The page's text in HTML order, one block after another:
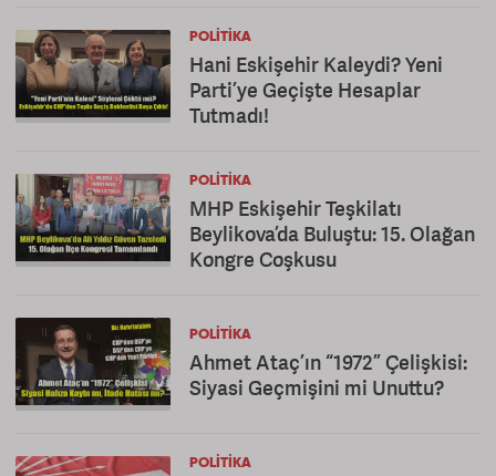
POLITIKA
Hani Eskişehir Kaleydi? Yeni
Parti’ye Geçişte Hesaplar
Tutmadı!
POLITIKA
MHP Eskişehir Teşkilatı
Beylikova’da Buluştu: 15. Olağan
Kongre Coşkusu
POLITIKA
Ahmet Ataç’ın “1972” Çelişkisi:
Siyasi Geçmişini mi Unuttu?
POLITIKA